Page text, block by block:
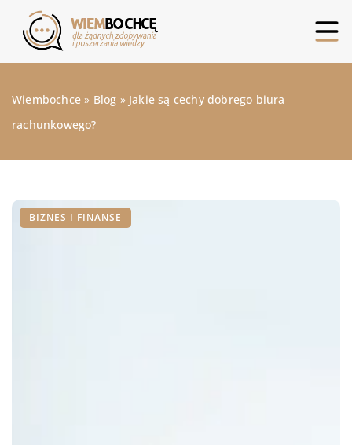
Wiembochce » Blog » Jakie są cechy dobrego biura
rachunkowego?
BIZNES I FINANSE